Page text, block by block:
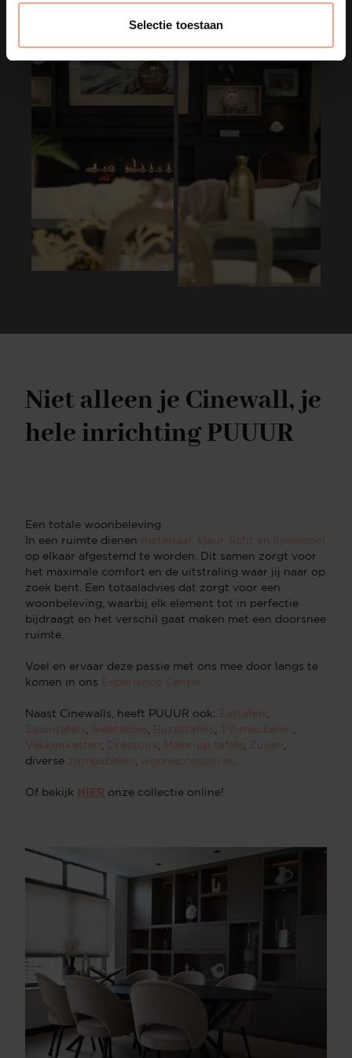
Selectie toestaan
Niet alleen je Cinewall, je
hele inrichting PUUUR
Een totale woonbeleving
In een ruimte dienen materiaal, kleur, licht en lijnenspel
op elkaar afgestemd te worden. Dit samen zorgt voor
het maximale comfort en de uitstraling waar jij naar op
zoek bent. Een totaaladvies dat zorgt voor een
woonbeleving, waarbij elk element tot in perfectie
bijdraagt en het verschil gaat maken met een doorsnee
ruimte.
Voel en ervaar deze passie met ons mee door langs te
komen in ons Experience Center.
Naast Cinewalls, heeft PUUUR ook: Eettafels
Salontafels Sidetables Bijzettafels TV-meubelen
Vakkenkasten
Dressoirs Make-up tafels Zuilen
diverse zitmeubelen woonaccessoires
Of bekijk HIER onze collectie online!